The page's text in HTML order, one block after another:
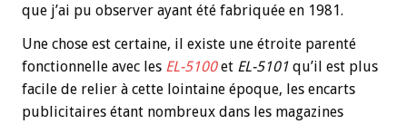
que j’ai pu observer ayant été fabriquée en 1981.
Une chose est certaine, il existe une étroite parenté
fonctionnelle avec les EL-5100et EL-5101 qu’il est plus
facile de relier à cette lointaine époque, les encarts
publicitaires étant nombreux dans les magazines